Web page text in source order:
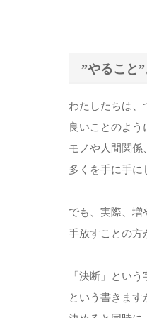
”やること
わたしたちは、
良いことのよう
モノや人間関係
多くを手に手に
でも、実際、増
手放すことの方
「決断」とい
という書きます